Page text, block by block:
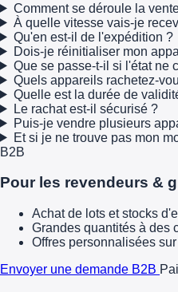
Comment se déroule la
À quelle vitesse vais-je
Qu'en est-il de l'expédition ?
Dois-je réinitialiser mon
Que se passe-t-il si l'état ne
Quels appareils rachetez-
Quelle est la durée de
Le rachat est-il sécurisé ?
Puis-je vendre plusieurs
Et si je ne trouve pas mon
B2B
Pour les revendeurs &
Achat de lots et stocks
Grandes quantités à des
Offres personnalisées
Envoyer une demande B2B